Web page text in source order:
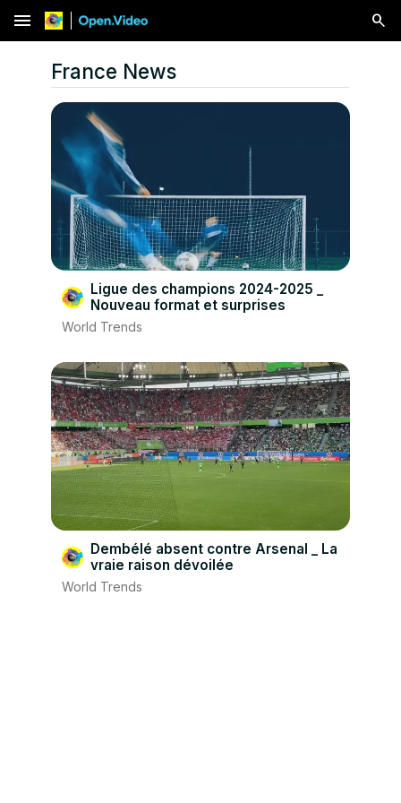
menu
France News
Ligue des champions 2024-2025 _
Nouveau format et surprises
World Trends
Dembélé absent contre Arsenal _ La
vraie raison dévoilée
World Trends